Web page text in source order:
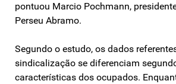
pontuou Marcio Pochmann,
Perseu Abramo.
Segundo o estudo, os dados
sindicalização se diferenciam
características dos ocupados.